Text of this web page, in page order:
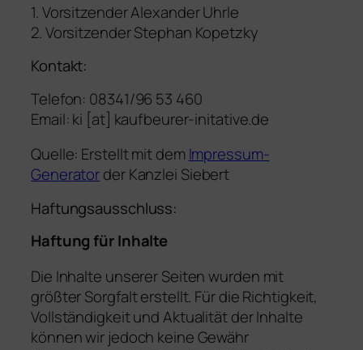
1. Vorsitzender Alexander Uhrle
2. Vorsitzender Stephan Kopetzky
Kontakt:
Telefon: 08341/96 53 460
Email: ki [at] kaufbeurer-initative.de
Quelle: Erstellt mit dem Impressum-
Generatorder Kanzlei Siebert
Haftungsausschluss:
Haftung für Inhalte
Die Inhalte unserer Seiten wurden mit
größter Sorgfalt erstellt. Für die Richtigkeit,
Vollständigkeit und Aktualität der Inhalte
können wir jedoch keine Gewähr